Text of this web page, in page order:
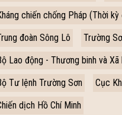
chiến chống Pháp (Thời
đoàn Sông Lô
Trường
Lao động - Thương binh và Xã
Tư lệnh Trường Sơn
Cục
dịch Hồ Chí Minh